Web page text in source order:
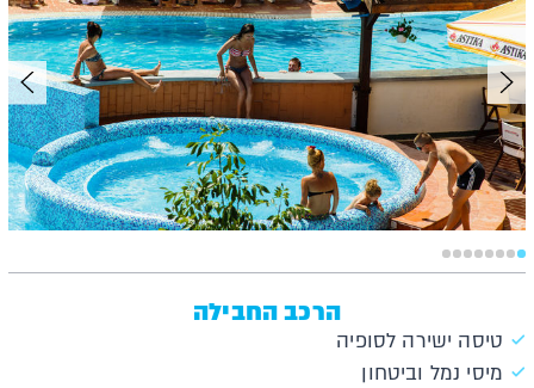
הרכב החבילה
טיסה ישירה לסופיה
מיסי נמל וביטחון